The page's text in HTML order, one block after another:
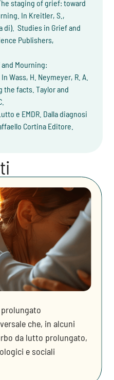
staging of grief: toward
In Kreitler, S.,
di). Studies in Grief and
Publishers,
and Mourning:
Wass, H. Neymeyer, R. A.
the facts. Taylor and
e EMDR. Dalla diagnosi
Cortina Editore.
che, in alcuni
da lutto prolungato,
e sociali